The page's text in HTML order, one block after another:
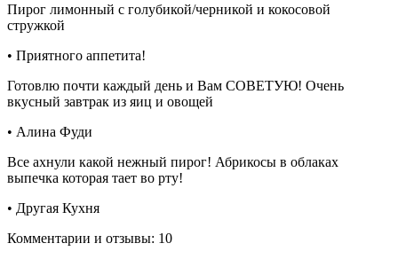
Пирог лимонный с голубикой/черникой и кокосовой
стружкой
• Приятного аппетита!
Готовлю почти каждый день и Вам СОВЕТУЮ! Очень
вкусный завтрак из яиц и овощей
• Алина Фуди
Все ахнули какой нежный пирог! Абрикосы в облаках
выпечка которая тает во рту!
• Другая Кухня
Комментарии и отзывы: 10